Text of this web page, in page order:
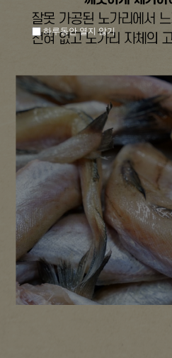
하루동안 열지 않기